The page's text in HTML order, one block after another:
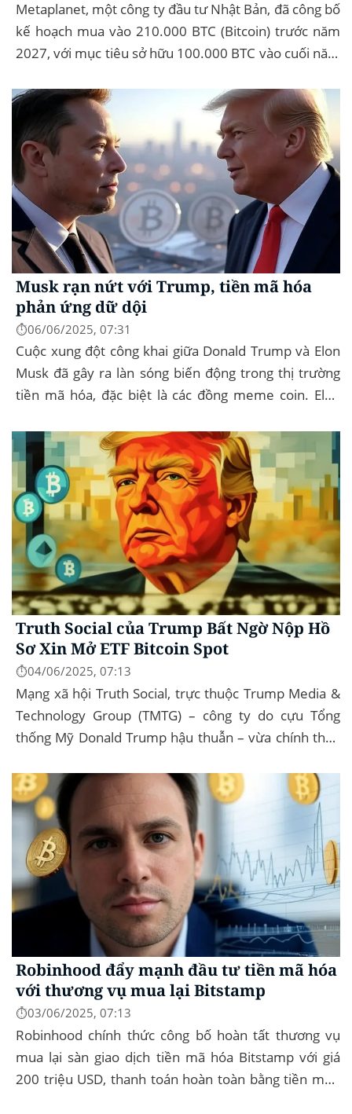
Metaplanet, một công ty đầu tư Nhật Bản, đã công bố
kế hoạch mua vào 210.000 BTC (Bitcoin) trước năm
2027, với mục tiêu sở hữu 100.000 BTC vào cuối năm
Musk rạn nứt với Trump, tiền mã hóa
phản ứng dữ dội
⏱️06/06/2025, 07:31
Cuộc xung đột công khai giữa Donald Trump và Elon
Musk đã gây ra làn sóng biến động trong thị trường
tiền mã hóa, đặc biệt là các đồng meme coin. Elon
Government...
Truth Social của Trump Bất Ngờ Nộp Hồ
Sơ Xin Mở ETF Bitcoin Spot
⏱️04/06/2025, 07:13
Mạng xã hội Truth Social, trực thuộc Trump Media &
Technology Group (TMTG) – công ty do cựu Tổng
thống Mỹ Donald Trump hậu thuẫn – vừa chính thức
Robinhood đẩy mạnh đầu tư tiền mã hóa
với thương vụ mua lại Bitstamp
⏱️03/06/2025, 07:13
Robinhood chính thức công bố hoàn tất thương vụ
mua lại sàn giao dịch tiền mã hóa Bitstamp với giá
200 triệu USD, thanh toán hoàn toàn bằng tiền mặt.